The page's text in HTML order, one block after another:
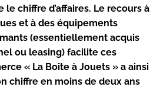
chiffre d’affaires. Le recours à
et à des équipements
(essentiellement acquis
ou leasing) facilite ces
« La Boîte à Jouets » a ainsi
chiffre en moins de deux ans